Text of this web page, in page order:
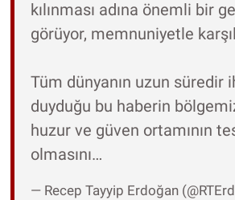
kılınması adına önemli bir
görüyor, memnuniyetle
Tüm dünyanın uzun süredir
duyduğu bu haberin
huzur ve güven ortamının
olmasını…
— Recep Tayyip Erdoğan